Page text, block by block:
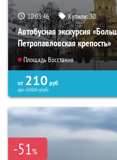
10:03:45 Купили: 30
Автобусная экскурсия
Петропавловская крепость»
Площадь Восстания
от 210 руб.
до2000руб.
-51%